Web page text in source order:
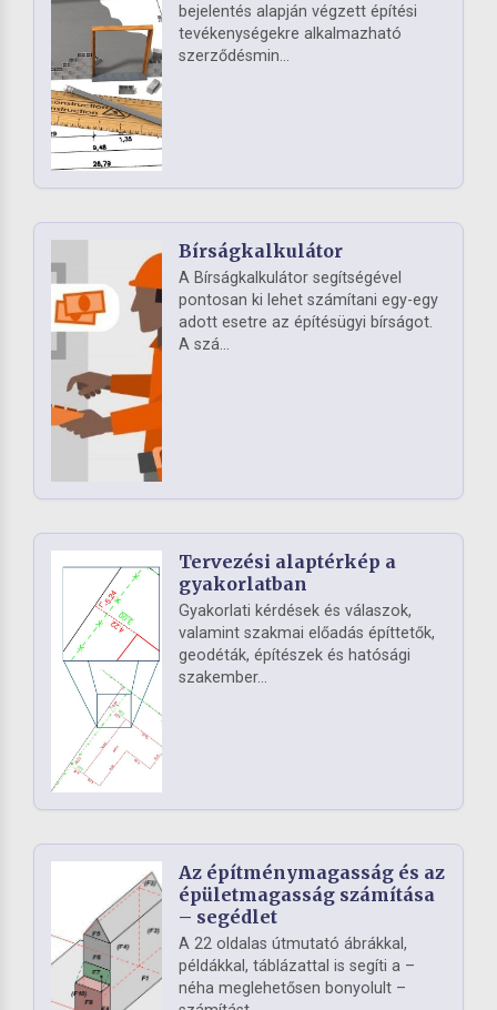
bejelentés alapján végzett építési
tevékenységekre alkalmazható
szerződésmin...
Bírságkalkulátor
A Bírságkalkulátor segítségével
pontosan ki lehet számítani egy-egy
adott esetre az építésügyi bírságot.
A szá...
Tervezési alaptérkép a
gyakorlatban
Gyakorlati kérdések és válaszok,
valamint szakmai előadás építtetők,
geodéták, építészek és hatósági
szakember...
Az építménymagasság és az
épületmagasság számítása
– segédlet
A 22 oldalas útmutató ábrákkal,
példákkal, táblázattal is segíti a –
néha meglehetősen bonyolult –